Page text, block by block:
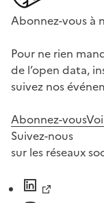
Abonnez-vous à
Pour ne rien
de l’open data,
suivez nos
Abonnez-vous
Suivez-nous
sur les réseaux